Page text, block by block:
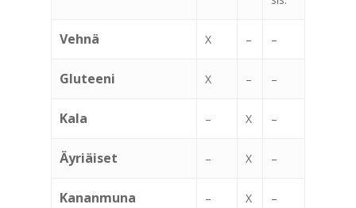
Vehnä X – –
Gluteeni X – –
Kala – X –
Äyriäiset – X –
Kananmuna – X –